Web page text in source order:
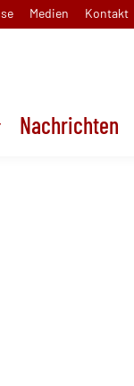
Medien Kontakt
Nachrichten